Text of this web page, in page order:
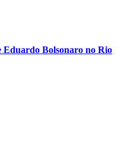
Eduardo Bolsonaro no Rio